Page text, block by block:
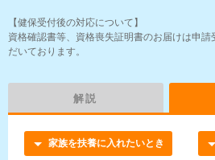
【健保受付後の対応について】
資格確認書等、資格喪失証明書のお届けは申
だいております。
解説
家族を扶養に入れたいとき